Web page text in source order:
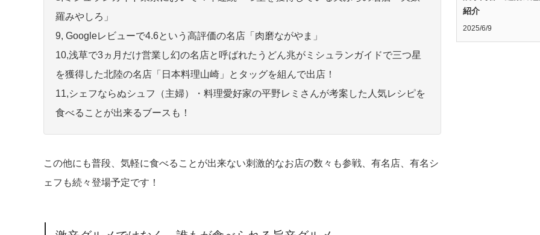
羅みやしろ」
9, Googleレビューで4.6という高評価の名店「肉磨ながやま」
10,浅草で3ヵ月だけ営業し幻の名店と呼ばれたうどん兆がミシュランガイドで三つ星
を獲得した北陸の名店「日本料理山崎」とタッグを組んで出店！
11,シェフならぬシュフ（主婦）・料理愛好家の平野レミさんが考案した人気レシピを
食べることが出来るブースも！
この他にも普段、気軽に食べることが出来ない刺激的なお店の数々も参戦、有名店、有名シ
ェフも続々登場予定です！
紹介
2025/6/9